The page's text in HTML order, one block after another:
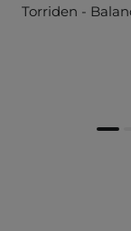
Torriden -